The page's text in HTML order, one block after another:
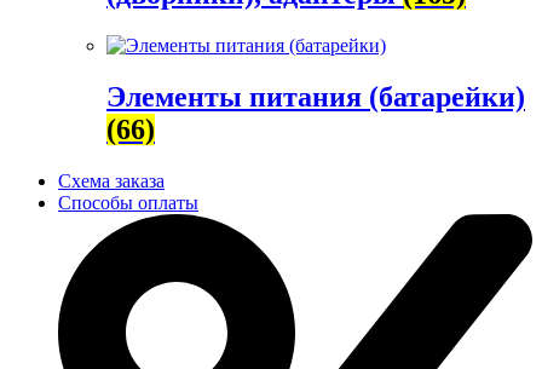
Элементы питания (батарейки)
(66)
Схема заказа
Способы оплаты